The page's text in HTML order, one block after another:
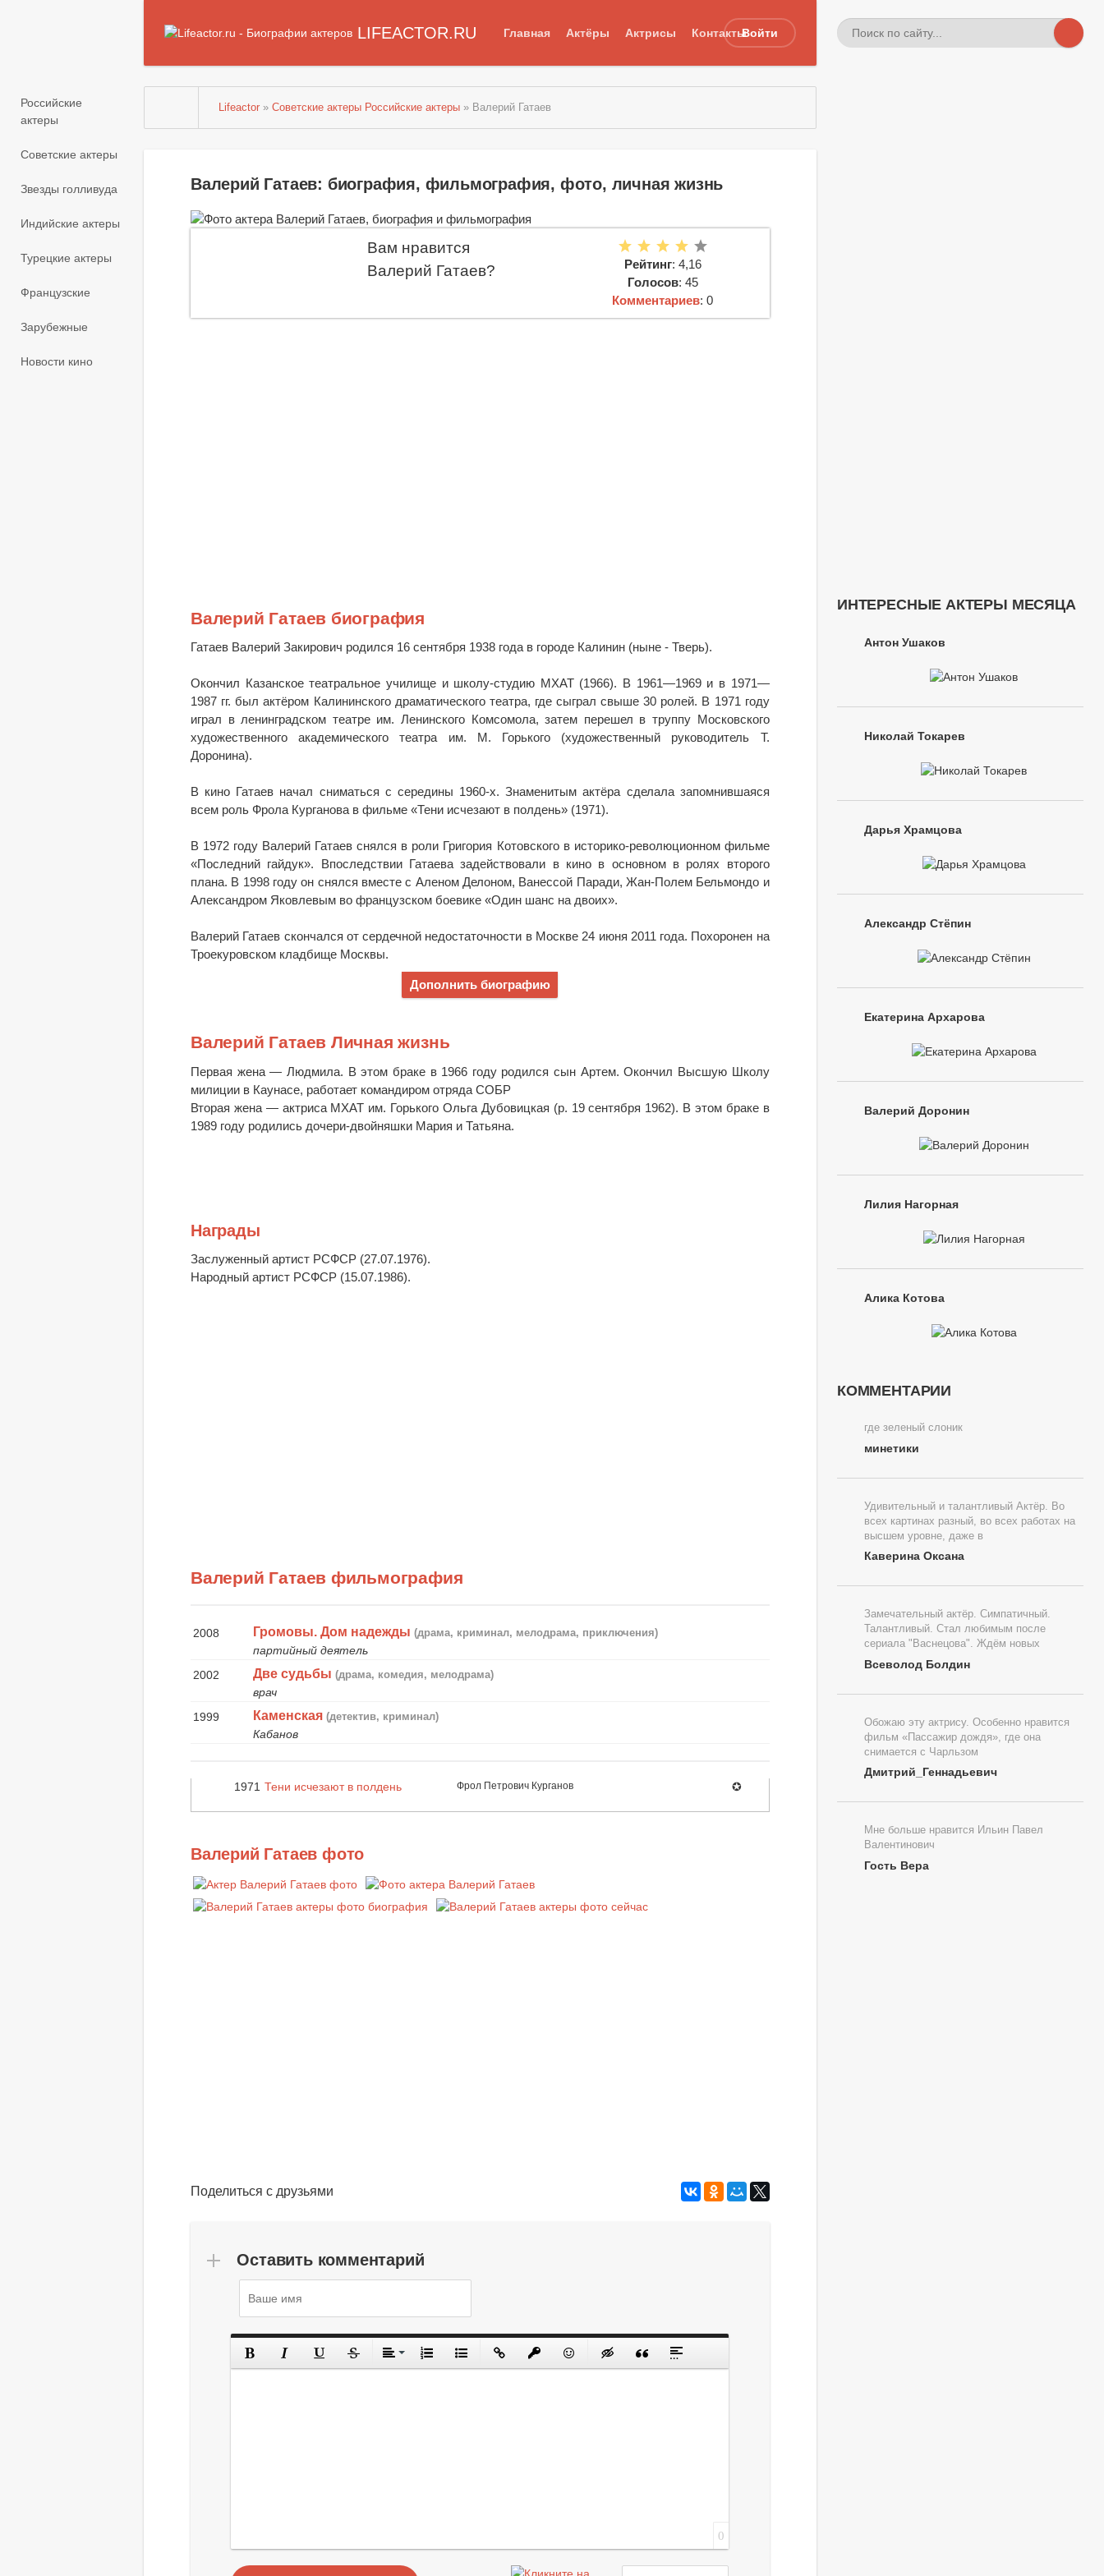
LIFEACTOR.RU Главная Актёры Актрисы КонтактыВойти
Российские
актеры
Советские актеры
Звезды голливуда
Индийские актеры
Турецкие актеры
Французские
Зарубежные
Новости кино
Lifeactor »Советские актеры Российские актеры » Валерий Гатаев
Валерий Гатаев: биография, фильмография, фото, личная жизнь
Вам нравится
Валерий Гатаев?
Рейтинг: 4,16
Голосов: 45
Комментариев: 0
Валерий Гатаев биография
Гатаев Валерий Закирович родился 16 сентября 1938 года в городе Калинин (ныне - Тверь).
Окончил Казанское театральное училище и школу-студию МХАТ (1966). В 1961—1969 и в 1971—
1987 гг. был актёром Калининского драматического театра, где сыграл свыше 30 ролей. В 1971 году
играл в ленинградском театре им. Ленинского Комсомола, затем перешел в труппу Московского
художественного академического театра им. М. Горького (художественный руководитель Т.
Доронина).
В кино Гатаев начал сниматься с середины 1960-х. Знаменитым актёра сделала запомнившаяся
всем роль Фрола Курганова в фильме «Тени исчезают в полдень» (1971).
В 1972 году Валерий Гатаев снялся в роли Григория Котовского в историко-революционном фильме
«Последний гайдук». Впоследствии Гатаева задействовали в кино в основном в ролях второго
плана. В 1998 году он снялся вместе с Аленом Делоном, Ванессой Паради, Жан-Полем Бельмондо и
Александром Яковлевым во французском боевике «Один шанс на двоих».
Валерий Гатаев скончался от сердечной недостаточности в Москве 24 июня 2011 года. Похоронен на
Троекуровском кладбище Москвы.
Дополнить биографию
Валерий Гатаев Личная жизнь
Первая жена — Людмила. В этом браке в 1966 году родился сын Артем. Окончил Высшую Школу
милиции в Каунасе, работает командиром отряда СОБР
Вторая жена — актриса МХАТ им. Горькогo Ольга Дубовицкая (р. 19 сентября 1962). В этом браке в
1989 году родились дочери-двойняшки Мария и Татьяна.
Награды
Заслуженный артист РСФСР (27.07.1976).
Народный артист РСФСР (15.07.1986).
Валерий Гатаев фильмография
2008 Громовы. Дом надежды (драма, криминал, мелодрама, приключения)
партийный деятель
2002
Две судьбы (драма, комедия, мелодрама)
врач
1999
Каменская (детектив, криминал)
Кабанов
1971 Тени исчезают в полдень Фрол Петрович Курганов ✪
Валерий Гатаев фото
Поделиться с друзьями
Оставить комментарий
0
ИНТЕРЕСНЫЕ АКТЕРЫ МЕСЯЦА
Антон Ушаков
Николай Токарев
Дарья Храмцова
Александр Стёпин
Екатерина Архарова
Валерий Доронин
Лилия Нагорная
Алика Котова
КОММЕНТАРИИ
где зеленый слоник
минетики
Удивительный и талантливый Актёр. Во
всех картинах разный, во всех работах на
высшем уровне, даже в
Каверина Оксана
Замечательный актёр. Симпатичный.
Талантливый. Стал любимым после
сериала "Васнецова". Ждём новых
Всеволод Болдин
Обожаю эту актрису. Особенно нравится
фильм «Пассажир дождя», где она
снимается с Чарльзом
Дмитрий_Геннадьевич
Мне больше нравится Ильин Павел
Валентинович
Гость Вера